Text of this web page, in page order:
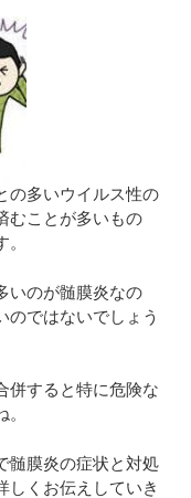
の多いウイルス性の
むことが多いもの
いのが髄膜炎なの
のではないでしょう
併すると特に危険な
髄膜炎の症状と対処
しくお伝えしていき